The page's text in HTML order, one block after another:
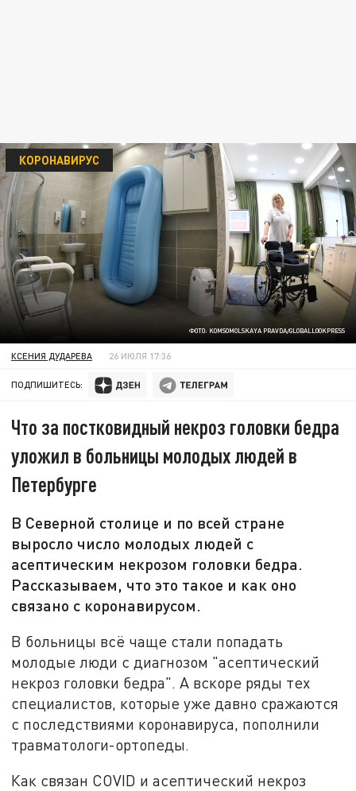
ФОТО: KOMSOMOLSKAYA PRAVDA/GLOBALLOOKPRESS
КОРОНАВИРУС
КСЕНИЯ ДУДАРЕВА 26 ИЮЛЯ 17:36
ПОДПИШИТЕСЬ:
Что за постковидный некроз головки бедра
уложил в больницы молодых людей в
Петербурге
В Северной столице и по всей стране
выросло число молодых людей с
асептическим некрозом головки бедра.
Рассказываем, что это такое и как оно
связано с коронавирусом.
В больницы всё чаще стали попадать
молодые люди с диагнозом "асептический
некроз головки бедра". А вскоре ряды тех
специалистов, которые уже давно сражаются
с последствиями коронавируса, пополнили
травматологи-ортопеды.
Как связан COVID и асептический некроз